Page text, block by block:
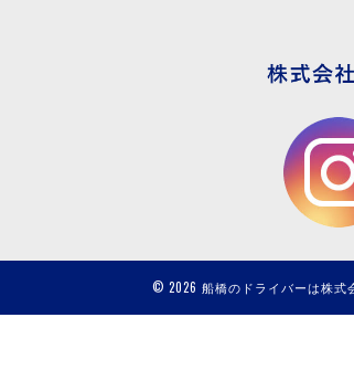
© 2026 船橋のドライバーは株式会